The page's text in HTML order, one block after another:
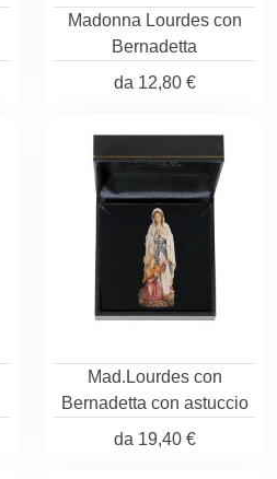
Madonna Lourdes con
Bernadetta
da 12,80 €
Mad.Lourdes con
Bernadetta con astuccio
da 19,40 €